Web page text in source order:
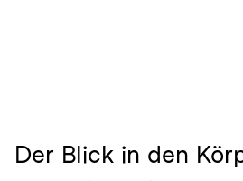
Der Blick in den